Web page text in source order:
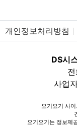
개인정보처리방침
DS시
사업
요기요기 사
요기요기는 정보제